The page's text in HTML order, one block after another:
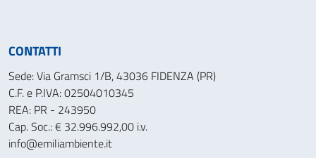
CONTATTI
Sede: Via Gramsci 1/B, 43036 FIDENZA (PR)
C.F. e P.IVA: 02504010345
REA: PR - 243950
Cap. Soc.: € 32.996.992,00 i.v.
info@emiliambiente.it